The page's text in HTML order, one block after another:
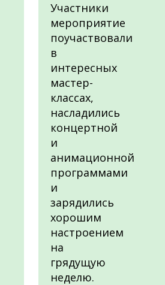
Участники
мероприятие
поучаствовали
в
интересных
мастер-
классах,
насладились
концертной
и
анимационной
программами
и
зарядились
хорошим
настроением
на
грядущую
неделю.